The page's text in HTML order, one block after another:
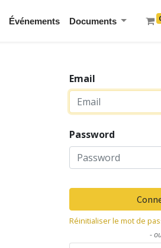
Événements Documents
Email
Password
Réinitialiser le mot de
-